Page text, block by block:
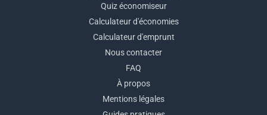
Quiz économiseur
Calculateur d'économies
Calculateur d'emprunt
Nous contacter
FAQ
À propos
Mentions légales